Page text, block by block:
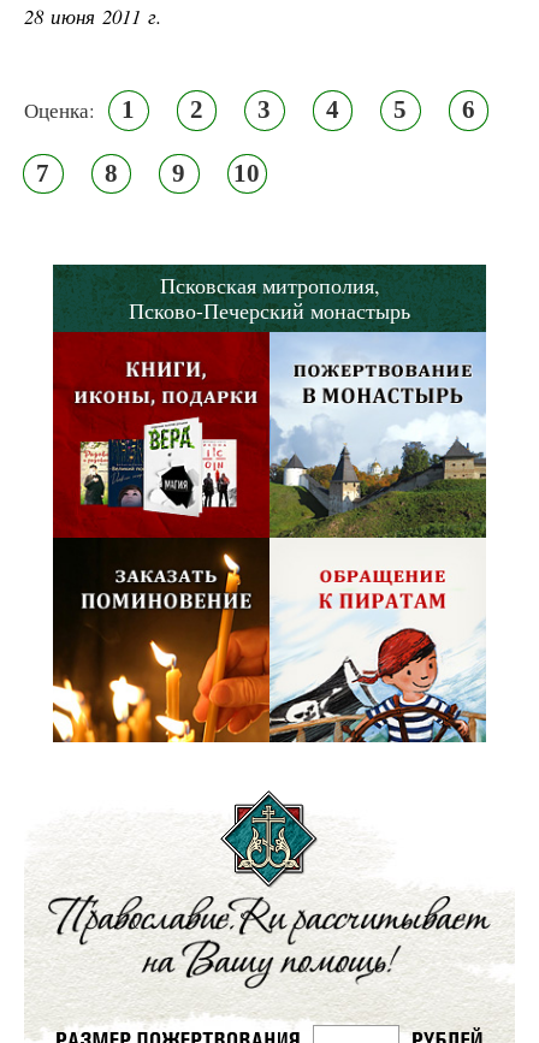
28 июня 2011 г.
Оценка: 1 2 3 4 5 6
7 8 9 10
Псковская митрополия,
Псково-Печерский монастырь